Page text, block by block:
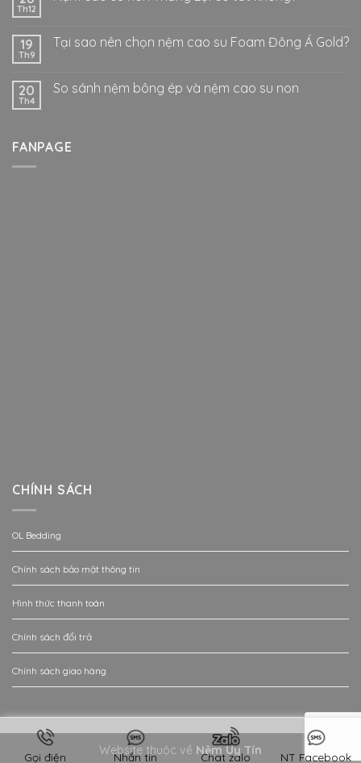
Th12
19
Th9
Tại sao nên chọn nệm cao su Foam Đông Á Gold?
20
Th4
So sánh nệm bông ép và nệm cao su non
FANPAGE
CHÍNH SÁCH
OL Bedding
Chính sách bảo mật thông tin
Hình thức thanh toán
Chính sách đổi trả
Chính sách giao hàng
Website thuộc về Nệm Uy Tín
Gọi điện Nhắn tin Chat zalo NT Facebook